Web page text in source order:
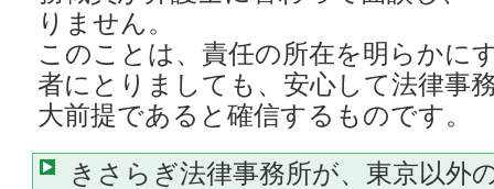
りません。
このことは、責任の所在を明らかに
者にとりましても、安心して法律事
大前提であると確信するものです。
きさらぎ法律事務所が、東京以外